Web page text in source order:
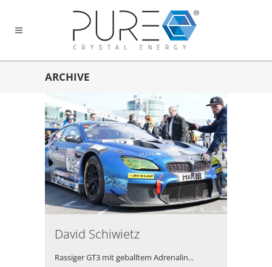
ARCHIVE
David Schiwietz
Rassiger GT3 mit geballtem Adrenalin...